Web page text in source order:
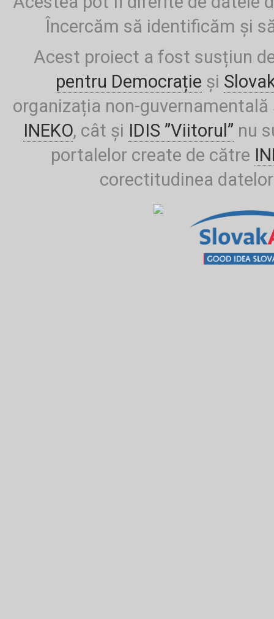
Încercăm să identificăm și
Acest proiect a fost susțiun
pentru Democrație și
organizația non-
INEKO, cât și IDIS ”Viitorul” nu
portalelor create de către
corectitudinea